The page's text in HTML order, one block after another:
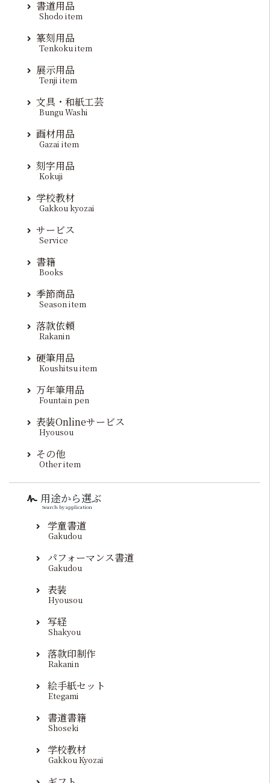
書道用品
Shodo item
篆刻用品
Tenkoku item
展示用品
Tenji item
文具・和紙工芸
Bungu Washi
画材用品
Gazai item
刻字用品
Kokuji
学校教材
Gakkou kyozai
サービス
Service
書籍
Books
季節商品
Season item
落款依頼
Rakanin
硬筆用品
Koushitsu item
万年筆用品
Fountain pen
表装Onlineサービス
Hyousou
その他
Other item
用途から選ぶ
Search by application
学童書道
Gakudou
パフォーマンス書道
Gakudou
表装
Hyousou
写経
Shakyou
落款印制作
Rakanin
絵手紙セット
Etegami
書道書籍
Shoseki
学校教材
Gakkou Kyozai